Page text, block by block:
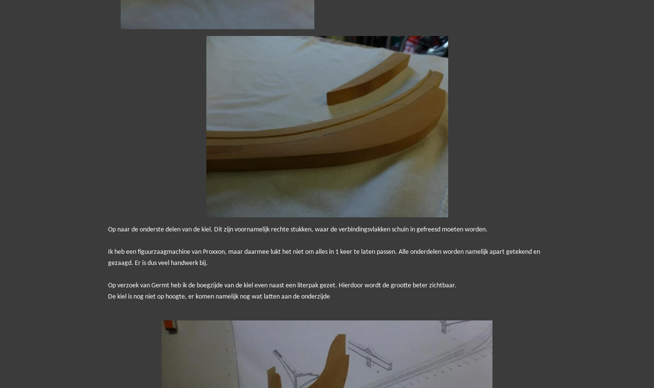
Op naar de onderste delen van de kiel. Dit zijn voornamelijk rechte stukken, waar de verbindingsvlakken schuin in gefreesd moeten worden.
Ik heb een figuurzaagmachine van Proxxon, maar daarmee lukt het niet om alles in 1 keer te laten passen. Alle onderdelen worden namelijk apart getekend en
gezaagd. Er is dus veel handwerk bij.
Op verzoek van Germt heb ik de boegzijde van de kiel even naast een literpak gezet. Hierdoor wordt de grootte beter zichtbaar.
De kiel is nog niet op hoogte, er komen namelijk nog wat latten aan de onderzijde